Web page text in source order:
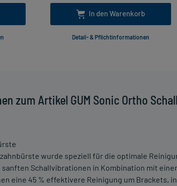
zum Artikel GUM Sonic Ortho
wurde speziell für die optimale
Schallvibrationen in Kombination mit
eine 45 % effektivere Reinigung um Brackets,
In den Warenkorb
Detail- & Pflichtinformationen